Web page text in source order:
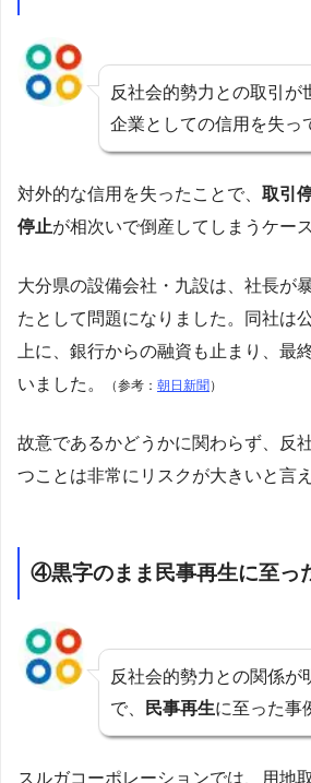
反社会的勢力との取引が
企業としての信用を失っ
対外的な信用を失ったことで、 取引
停止が相次いで倒産してしまうケー
大分県の設備会社・九設は、社長が
たとして問題になりました。同社は
上に、銀行からの融資も止まり、最
いました。
（参考： 朝日新聞 ）
故意であるかどうかに関わらず、反
つことは非常にリスクが大きいと言え
④黒字のまま民事再生に至っ
反社会的勢力との関係が
で、
民事再生に至った事
スルガコーポレーションでは、用地